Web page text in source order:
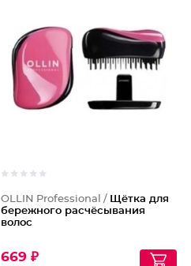
OLLIN Professional / Щётка для
бережного расчёсывания
волос
669 ₽